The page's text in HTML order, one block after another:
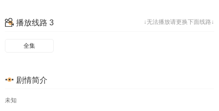
49 52
53
61
↓无法播放请更换下面线路↓
播放线路 3
全集
剧情简介
未知